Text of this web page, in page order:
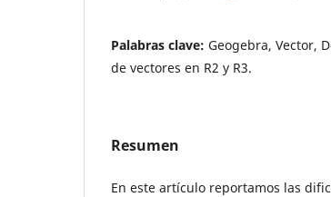
Palabras clave: Geogebra, Vector,
de vectores en R2 y R3.
Resumen
En este artículo reportamos las